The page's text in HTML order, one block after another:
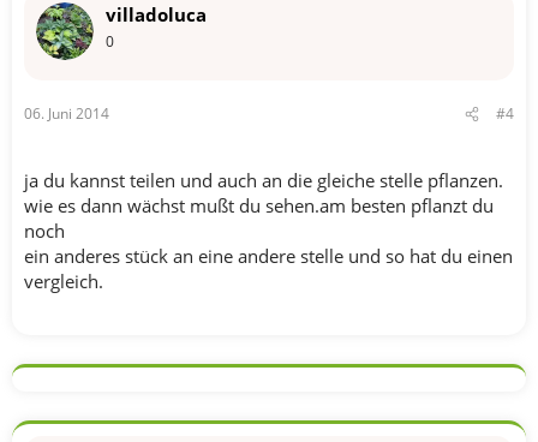
villadoluca
0
06. Juni 2014 #4
ja du kannst teilen und auch an die gleiche stelle pflanzen.
wie es dann wächst mußt du sehen.am besten pflanzt du
noch
ein anderes stück an eine andere stelle und so hat du einen
vergleich.